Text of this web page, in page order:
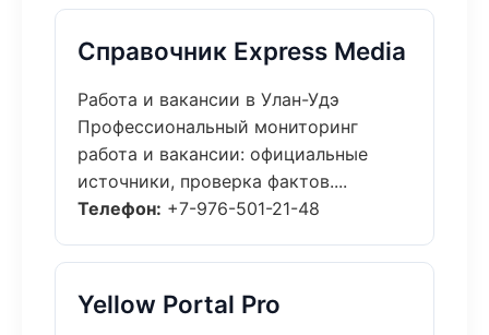
Справочник Express Media
Работа и вакансии в Улан-Удэ
Профессиональный мониторинг
работа и вакансии: официальные
источники, проверка фактов....
Телефон: +7-976-501-21-48
Yellow Portal Pro